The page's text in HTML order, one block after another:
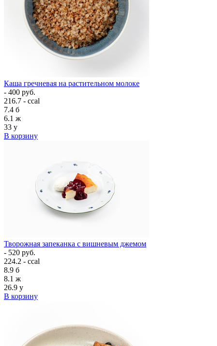
Каша гречневая на растительном молоке
- 400 руб.
216.7 - ccal
7.4 б
6.1 ж
33 у
В корзину
Творожная запеканка с вишневым джемом
- 520 руб.
224.2 - ccal
8.9 б
8.1 ж
26.9 у
В корзину